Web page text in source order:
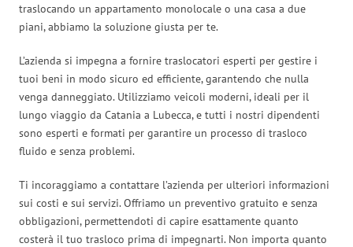
traslocando un appartamento monolocale o una casa a due
piani, abbiamo la soluzione giusta per te.
L’azienda si impegna a fornire traslocatori esperti per gestire i
tuoi beni in modo sicuro ed efficiente, garantendo che nulla
venga danneggiato. Utilizziamo veicoli moderni, ideali per il
lungo viaggio da Catania a Lubecca, e tutti i nostri dipendenti
sono esperti e formati per garantire un processo di trasloco
fluido e senza problemi.
Ti incoraggiamo a contattare l’azienda per ulteriori informazioni
sui costi e sui servizi. Offriamo un preventivo gratuito e senza
obbligazioni, permettendoti di capire esattamente quanto
costerà il tuo trasloco prima di impegnarti. Non importa quanto